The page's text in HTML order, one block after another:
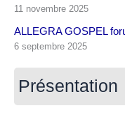
11 novembre 2025
ALLEGRA GOSPEL
6 septembre 2025
Présentation